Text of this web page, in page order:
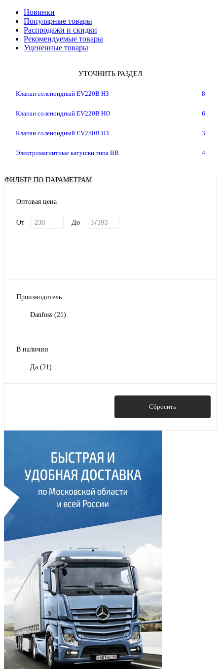
Новинки
Популярные товары
Распродажи и скидки
Рекомендуемые товары
Уцененные товары
УТОЧНИТЬ РАЗДЕЛ
Клапан соленоидный EV220B НЗ 8
Клапан соленоидный EV220В НО 6
Клапан соленоидный EV250B НЗ 3
Электромагнитные катушки типа BB 4
ФИЛЬТР ПО ПАРАМЕТРАМ
Оптовая цена
От До
Производитель
Danfoss (21)
В наличии
Да (21)
Сбросить